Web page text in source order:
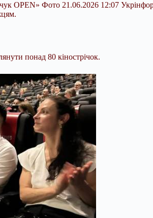
OPEN» Фото 21.06.2026 12:07
понад 80 кінострічок.